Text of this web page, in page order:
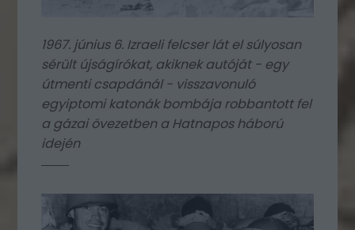
1967. június 6. Izraeli felcser lát el súlyosan
sérült újságírókat, akiknek autóját - egy
útmenti csapdánál - visszavonuló
egyiptomi katonák bombája robbantott fel
a gázai övezetben a Hatnapos háború
idején